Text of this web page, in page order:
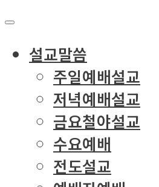
설교말씀
주일예배설교
저녁예배설교
금요철야설교
수요예배
전도설교